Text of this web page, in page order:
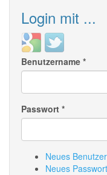
Login mit ...
Login
with
Google
Login
with
Twitter
Benutzername *
Passwort *
Neues
Neues